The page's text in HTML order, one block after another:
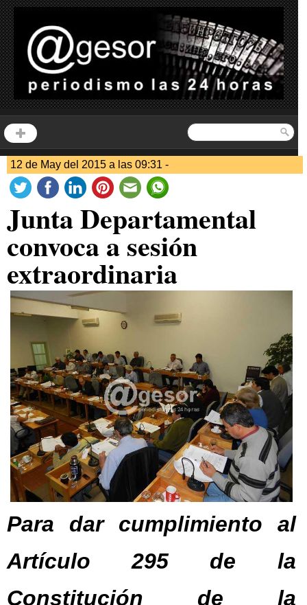
12 de May del 2015 a las 09:31 -
Junta Departamental
convoca a sesión
extraordinaria
Para dar cumplimiento al
Artículo 295 de la
Constitución de la